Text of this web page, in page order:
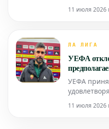
статистика
оказаться
пер
11 июля 2026
ЛА ЛИГА
УЕФА
УЕФА
11 июля 2026